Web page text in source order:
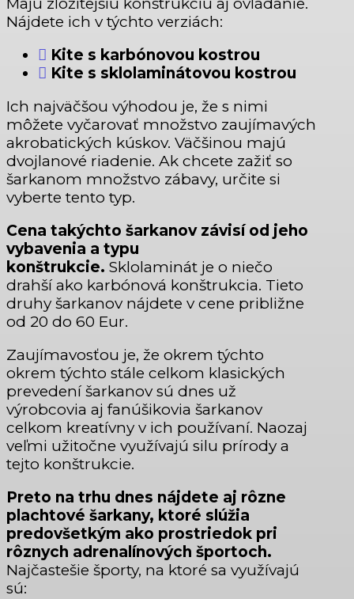
Majú zložitejšiu konštrukciu aj ovládanie.
Nájdete ich v týchto verziách:
Kite s karbónovou kostrou
Kite s sklolaminátovou kostrou
Ich najväčšou výhodou je, že s nimi
môžete vyčarovať množstvo zaujímavých
akrobatických kúskov. Väčšinou majú
dvojlanové riadenie. Ak chcete zažiť so
šarkanom množstvo zábavy, určite si
vyberte tento typ.
Cena takýchto šarkanov závisí od jeho
vybavenia a typu
konštrukcie. Sklolaminát je o niečo
drahší ako karbónová konštrukcia. Tieto
druhy šarkanov nájdete v cene približne
od 20 do 60 Eur.
Zaujímavosťou je, že okrem týchto
okrem týchto stále celkom klasických
prevedení šarkanov sú dnes už
výrobcovia aj fanúšikovia šarkanov
celkom kreatívny v ich používaní. Naozaj
veľmi užitočne využívajú silu prírody a
tejto konštrukcie.
Preto na trhu dnes nájdete aj rôzne
plachtové šarkany, ktoré slúžia
predovšetkým ako prostriedok pri
rôznych adrenalínových športoch.
Najčastešie športy, na ktoré sa využívajú
sú: